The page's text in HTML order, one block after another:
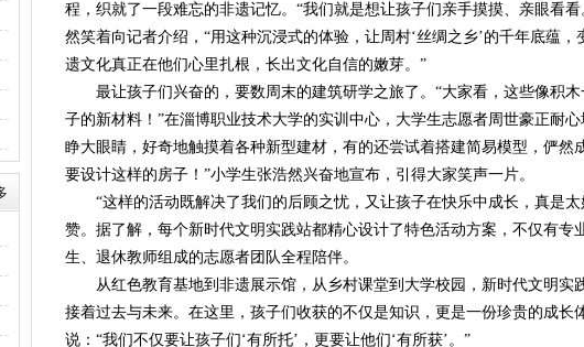
程，织就了一段难忘的非遗记忆。“我们就是想让孩子们亲手摸摸、亲眼看
然笑着向记者介绍，“用这种沉浸式的体验，让周村‘丝绸之乡’的千年底蕴
遗文化真正在他们心里扎根，长出文化自信的嫩芽。”
最让孩子们兴奋的，要数周末的建筑研学之旅了。“大家看，这些像积木
子的新材料！”在淄博职业技术大学的实训中心，大学生志愿者周世豪正耐
睁大眼睛，好奇地触摸着各种新型建材，有的还尝试着搭建简易模型，俨然
要设计这样的房子！”小学生张浩然兴奋地宣布，引得大家笑声一片。
“这样的活动既解决了我们的后顾之忧，又让孩子在快乐中成长，真是太
赞。据了解，每个新时代文明实践站都精心设计了特色活动方案，不仅有专
生、退休教师组成的志愿者团队全程陪伴。
从红色教育基地到非遗展示馆，从乡村课堂到大学校园，新时代文明实
接着过去与未来。在这里，孩子们收获的不仅是知识，更是一份珍贵的成长
说：“我们不仅要让孩子们‘有所托’，更要让他们‘有所获’。”